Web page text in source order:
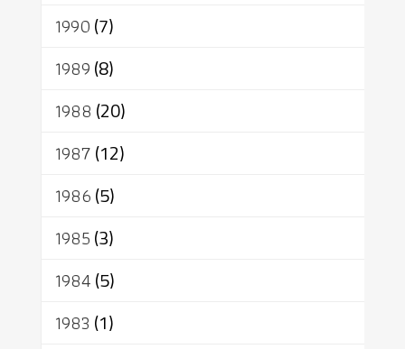
1990(7)
1989(8)
1988 (20)
1987(12)
1986(5)
1985(3)
1984(5)
1983 (1)